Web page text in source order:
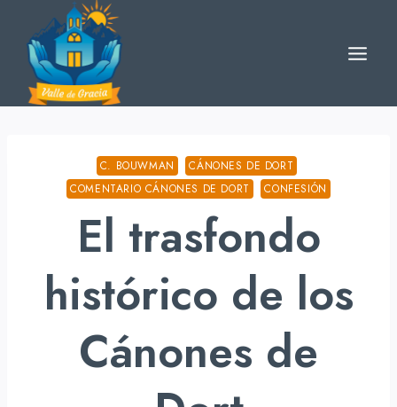
content
C. BOUWMAN
CÁNONES DE DORT
COMENTARIO CÁNONES DE DORT
CONFESIÓN
El trasfondo
histórico de los
Cánones de